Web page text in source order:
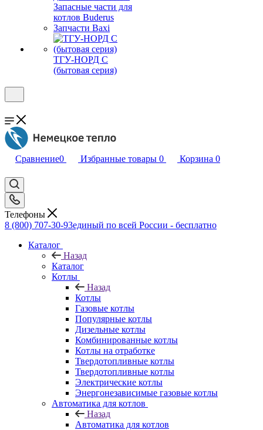
Запасные части для
котлов Buderus
Запчасти Baxi
ТГУ-НОРД С
(бытовая серия)
Сравнение0 Избранные товары 0 Корзина 0
Телефоны
8 (800) 707-30-93единый по всей России - бесплатно
Каталог
Назад
Каталог
Котлы
Назад
Котлы
Газовые котлы
Популярные котлы
Дизельные котлы
Комбинированные котлы
Котлы на отработке
Твердотопливные котлы
Твердотопливные котлы
Электрические котлы
Энергонезависимые газовые котлы
Автоматика для котлов
Назад
Автоматика для котлов